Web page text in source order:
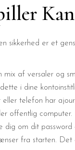
er et
mix af versaler og
i dine
telefon har
offentlig
dig om dit
fra starten. Det